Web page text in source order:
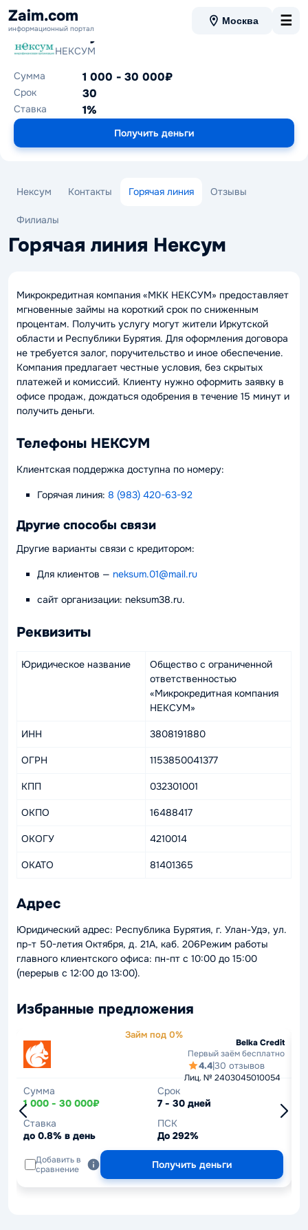
Zaim.com
информационный портал
Москва ☰
Нексум
НЕКСУМ
Сумма
1 000 - 30 000₽
Срок 30
Ставка 1%
Получить деньги
Нексум Контакты Горячая линия Отзывы
Филиалы
Горячая линия Нексум
Микрокредитная компания «МКК НЕКСУМ» предоставляет
мгновенные займы на короткий срок по сниженным
процентам. Получить услугу могут жители Иркутской
области и Республики Бурятия. Для оформления договора
не требуется залог, поручительство и иное обеспечение.
Компания предлагает честные условия, без скрытых
платежей и комиссий. Клиенту нужно оформить заявку в
офисе продаж, дождаться одобрения в течение 15 минут и
получить деньги.
Телефоны НЕКСУМ
Клиентская поддержка доступна по номеру:
Горячая линия: 8 (983) 420-63-92
Другие способы связи
Другие варианты связи с кредитором:
Для клиентов — neksum.01@mail.ru
сайт организации: neksum38.ru.
Реквизиты
Юридическое название
Общество с ограниченной
ответственностью
«Микрокредитная компания
НЕКСУМ»
ИНН 3808191880
ОГРН 1153850041377
КПП 032301001
ОКПО 16488417
ОКОГУ 4210014
ОКАТО 81401365
Адрес
Юридический адрес: Республика Бурятия, г. Улан-Удэ, ул.
пр-т 50-летия Октября, д. 21А, каб. 206Режим работы
главного клиентского офиса: пн-пт с 10:00 до 15:00
(перерыв с 12:00 до 13:00).
Избранные предложения
Займ под 0%
Belka Credit
Первый заём бесплатно
Лиц. № 2403045010054
4.4|30 отзывов
Сумма
1 000 - 30 000₽
Срок
7 - 30 дней
Ставка
до 0.8% в день
ПСК
До 292%
Добавить в
сравнение
Получить деньги